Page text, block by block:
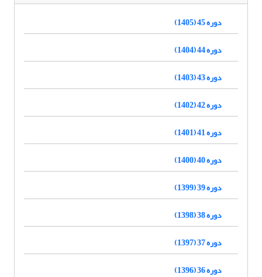
دوره 45 (1405)
دوره 44 (1404)
دوره 43 (1403)
دوره 42 (1402)
دوره 41 (1401)
دوره 40 (1400)
دوره 39 (1399)
دوره 38 (1398)
دوره 37 (1397)
دوره 36 (1396)